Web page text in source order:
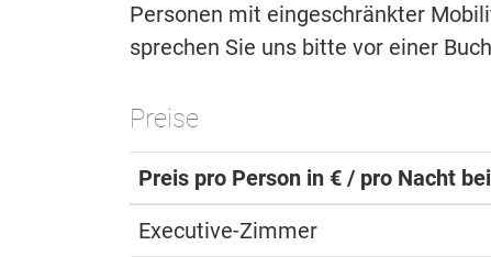
Personen mit eingeschränkter
sprechen Sie uns bitte vor einer
Preise
Preis pro Person in € / pro Nacht
Executive-Zimmer